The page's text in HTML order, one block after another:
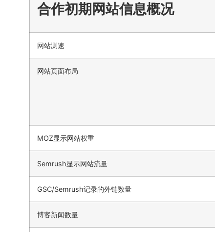
合作初期网站信息概况
网站测速
网站页面布局
MOZ显示网站权重
Semrush显示网站流量
GSC/Semrush记录的外链数量
博客新闻数量